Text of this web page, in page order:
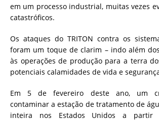
em um processo industrial, muitas vezes
catastróficos.
Os ataques do TRITON contra os
foram um toque de clarim – indo além
às operações de produção para a terra
potenciais calamidades de vida e
Em 5 de fevereiro deste ano, um
contaminar a estação de tratamento de
inteira nos Estados Unidos a partir